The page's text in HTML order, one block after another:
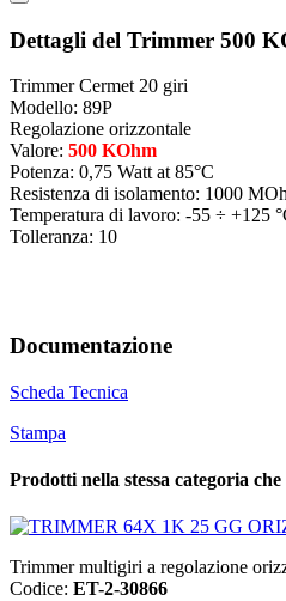
Dettagli del Trimmer 500
Trimmer Cermet 20 giri
Modello: 89P
Regolazione orizzontale
Valore: 500 KOhm
Potenza: 0,75 Watt at 85°C
Resistenza di isolamento: 1000
Temperatura di lavoro: -55 ÷ +125
Tolleranza: 10
Documentazione
Scheda Tecnica
Stampa
Prodotti nella stessa categoria
Trimmer multigiri a regolazione
Codice: ET-2-30866